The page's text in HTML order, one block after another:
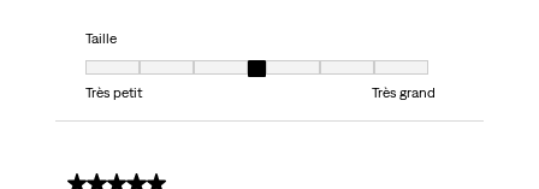
Taille
Taille, 4 sur 7, où 1 est égal à Très petit et 7 est égal à Très grand
Très petit
Très grand
5 sur 5 étoiles.